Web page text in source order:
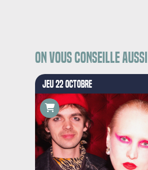
On vous conseille aussi
JEU 22 OCTOBRE